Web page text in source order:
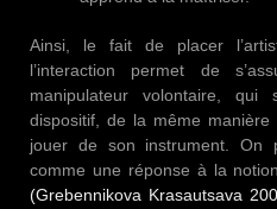
Ainsi, le fait de placer
l’interaction permet de
manipulateur volontaire,
dispositif, de la même manière
jouer de son instrument. On
comme une réponse à la
(Grebennikova Krasautsava